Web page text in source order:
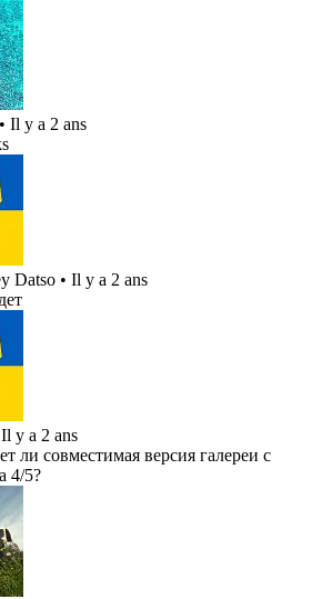
• Il y a 2 ans
Datso • Il y a 2 ans
Il y a 2 ans
ли совместимая версия галереи с
4/5?